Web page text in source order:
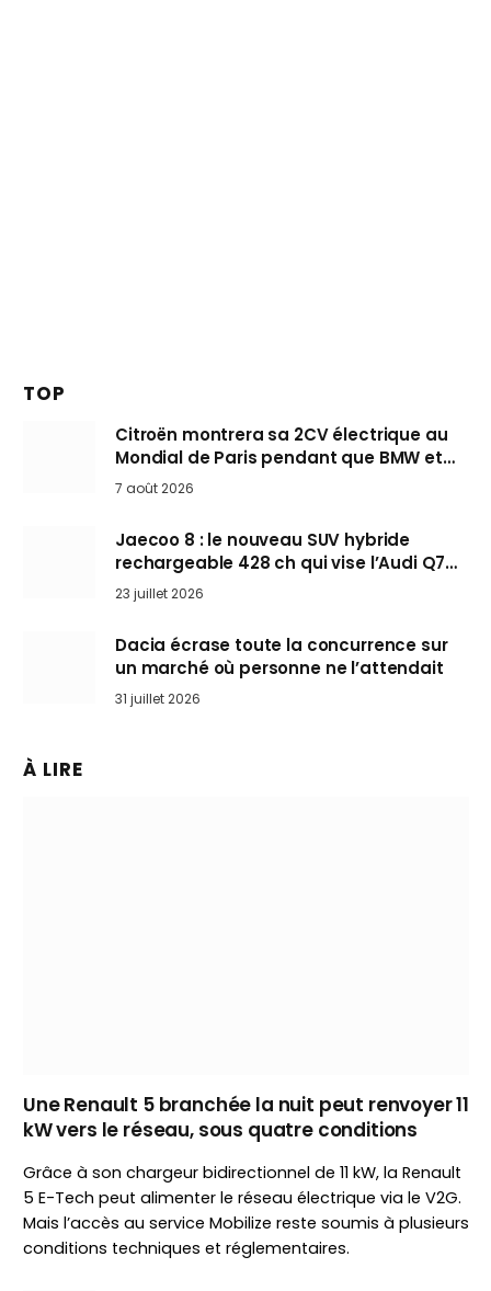
TOP
Citroën montrera sa 2CV électrique au
Mondial de Paris pendant que BMW et
Mini désertent le salon
7 août 2026
Jaecoo 8 : le nouveau SUV hybride
rechargeable 428 ch qui vise l’Audi Q7
arrive en Europe cet automne
23 juillet 2026
Dacia écrase toute la concurrence sur
un marché où personne ne l’attendait
31 juillet 2026
À LIRE
Une Renault 5 branchée la nuit peut renvoyer 11
kW vers le réseau, sous quatre conditions
Grâce à son chargeur bidirectionnel de 11 kW, la Renault
5 E-Tech peut alimenter le réseau électrique via le V2G.
Mais l’accès au service Mobilize reste soumis à plusieurs
conditions techniques et réglementaires.